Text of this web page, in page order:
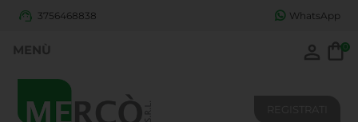
3756468838
0
WhatsApp